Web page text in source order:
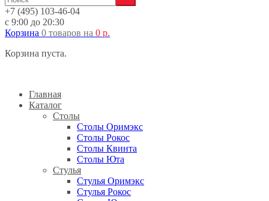
+7 (495) 103-46-04
с 9:00 до 20:30
Корзина 0 товаров на 0 р.
Корзина пуста.
Главная
Каталог
Столы
Столы Оримэкс
Столы Рокос
Столы Квинта
Столы Юта
Стулья
Стулья Оримэкс
Стулья Рокос